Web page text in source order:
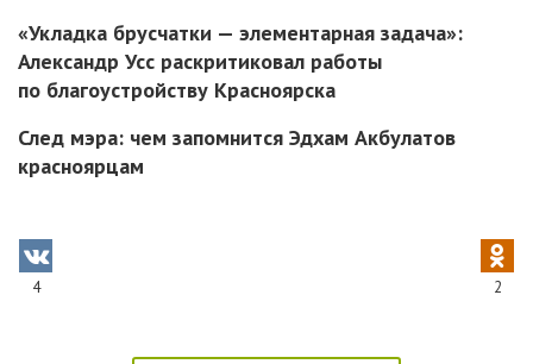
«Укладка брусчатки — элементарная задача»:
Александр Усс раскритиковал работы
по благоустройству Красноярска
След мэра: чем запомнится Эдхам Акбулатов
красноярцам
4 2